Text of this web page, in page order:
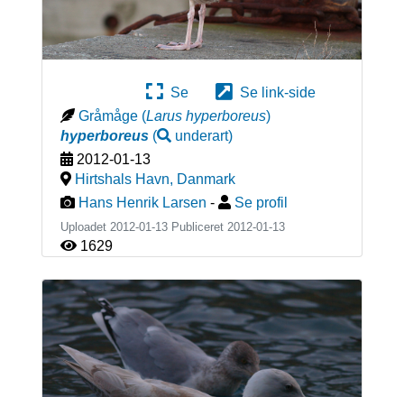
Se
Se link-side
Gråmåge (Larus hyperboreus)
hyperboreus( underart)
2012-01-13
Hirtshals Havn, Danmark
Hans Henrik Larsen - Se profil
Uploadet 2012-01-13 Publiceret 2012-01-13
1629